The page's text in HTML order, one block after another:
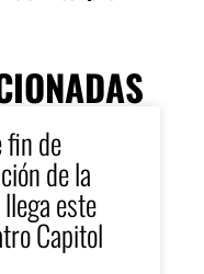
fin de
de la
este
Capitol